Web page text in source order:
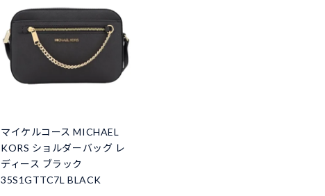
マイケルコース MICHAEL
KORS ショルダーバッグ レ
ディース ブラック
35S1GTTC7L BLACK